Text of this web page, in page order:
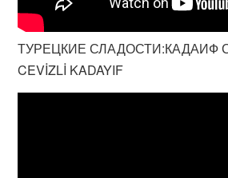
ТУРЕЦКИЕ СЛАДОСТИ:КАДАИФ
CEVİZLİ KADAYIF